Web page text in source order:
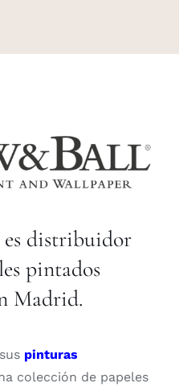
distribuidor
pintados
Madrid.
pinturas
colección de papeles